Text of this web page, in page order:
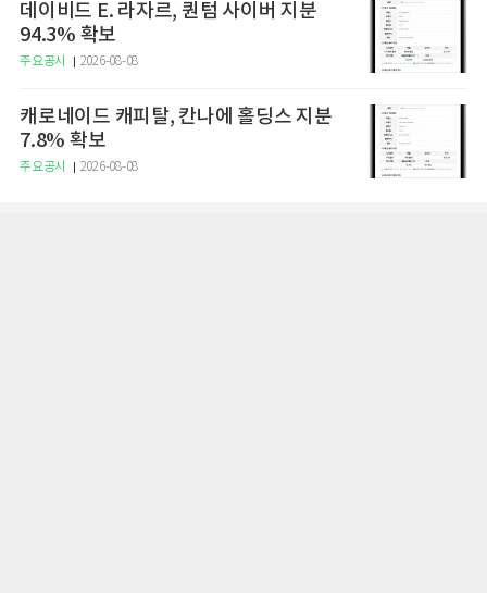
데이비드 E. 라자르, 퀀텀 사이버 지분
94.3% 확보
주요공시 2026-08-08
캐로네이드 캐피탈, 칸나에 홀딩스 지분
7.8% 확보
주요공시 2026-08-08